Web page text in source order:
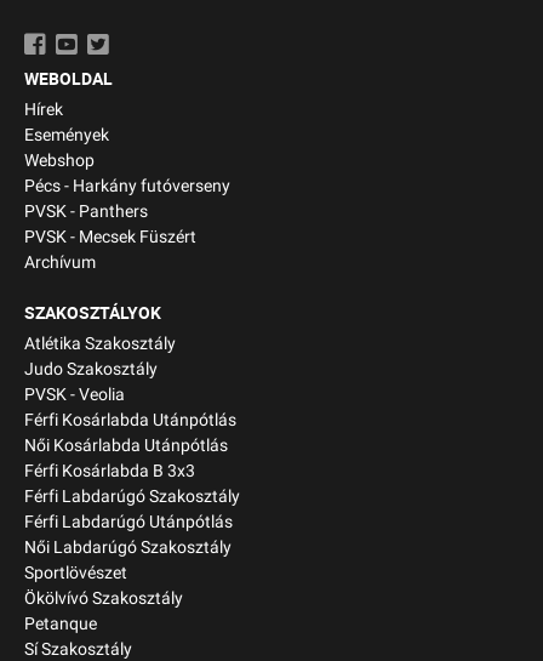
WEBOLDAL
Hírek
Események
Webshop
Pécs - Harkány futóverseny
PVSK - Panthers
PVSK - Mecsek Füszért
Archívum
SZAKOSZTÁLYOK
Atlétika Szakosztály
Judo Szakosztály
PVSK - Veolia
Férfi Kosárlabda Utánpótlás
Női Kosárlabda Utánpótlás
Férfi Kosárlabda B 3x3
Férfi Labdarúgó Szakosztály
Férfi Labdarúgó Utánpótlás
Női Labdarúgó Szakosztály
Sportlövészet
Ökölvívó Szakosztály
Petanque
Sí Szakosztály